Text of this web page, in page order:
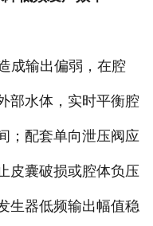
成输出偏弱，在腔
部水体，实时平衡腔
；配套单向泄压阀应
皮囊破损或腔体负压
生器低频输出幅值稳